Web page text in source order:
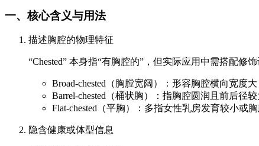
一、核心含义与用法
描述胸腔的物理特征
“Chested” 本身指“有胸腔的”，但实际应用中需搭配修
Broad-chested（胸膛宽阔）：形容胸腔横向宽度
Barrel-chested（桶状胸）：指胸腔圆润且前后径
Flat-chested（平胸）：多指女性乳房发育较小或
隐含健康或体型信息